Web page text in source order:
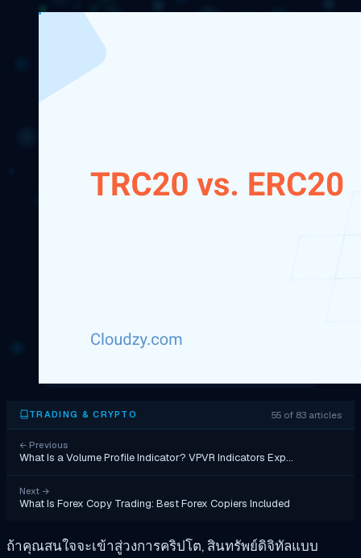
TRADING & CRYPTO 55 of 83 articles
← Previous
What Is a Volume Profile Indicator? VPVR Indicators Exp…
Next →
What Is Forex Copy Trading: Best Forex Copiers Included
ถ้าคุณสนใจจะเข้าสู่วงการคริปโต, สินทรัพย์ดิจิทัลแบบ